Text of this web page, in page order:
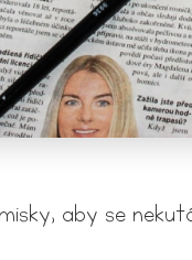
aby se